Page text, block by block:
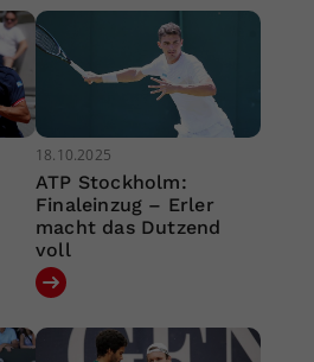
18.10.2025
ATP Stockholm:
Finaleinzug – Erler
macht das Dutzend
voll